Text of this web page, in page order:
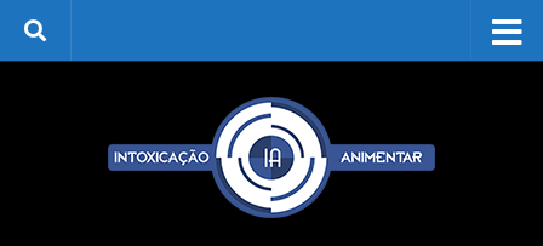
Skip to content